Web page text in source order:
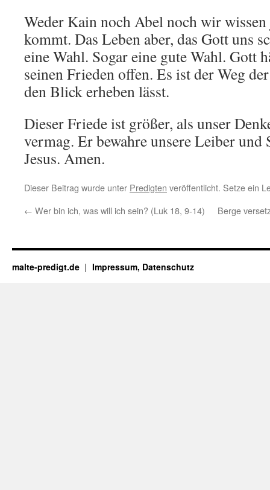
Weder Kain noch Abel noch wir wissen
kommt. Das Leben aber, das Gott uns
eine Wahl. Sogar eine gute Wahl. Gott
seinen Frieden offen. Es ist der Weg
den Blick erheben lässt.
Dieser Friede ist größer, als unser
vermag. Er bewahre unsere Leiber und
Jesus. Amen.
Dieser Beitrag wurde unter Predigten veröffentlicht. Setze ein
← Wer bin ich, was will ich sein? (Luk 18, 9-14) Berge
malte-predigt.de Impressum, Datenschutz